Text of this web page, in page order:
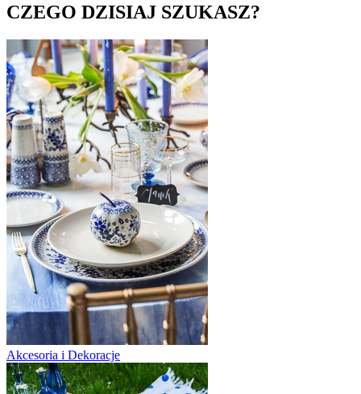
CZEGO DZISIAJ SZUKASZ?
Akcesoria i Dekoracje